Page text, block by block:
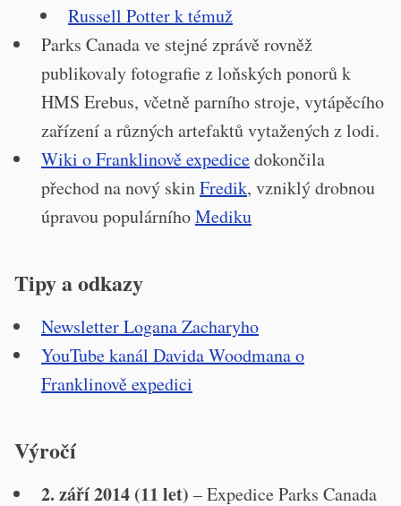
Russell Potter k témuž
Parks Canada ve stejné zprávě rovněž
publikovaly fotografie z loňských ponorů k
HMS Erebus, včetně parního stroje, vytápěcího
zařízení a různých artefaktů vytažených z lodi.
Wiki o Franklinově expedicedokončila
přechod na nový skinFredik, vzniklý drobnou
úpravou populárníhoMediku
Tipy a odkazy
Newsletter Logana Zacharyho
YouTube kanál Davida Woodmana o
Franklinově expedici
Výročí
2. září 2014 (11 let) – Expedice Parks Canada